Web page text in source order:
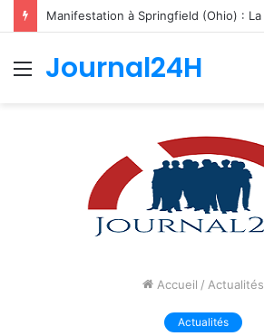
Menu
Journal24H
Accueil / Actualités
Actualités